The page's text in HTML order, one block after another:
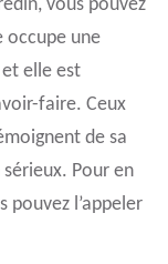
vous pouvez
occupe une
elle est
faire. Ceux
de sa
Pour en
pouvez l’appeler